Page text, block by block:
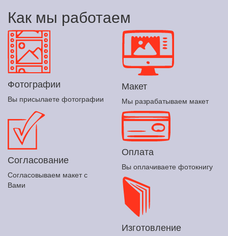
Как мы работаем
Фотографии
Вы присылаете фотографии
Макет
Мы разрабатываем макет
Согласование
Согласовываем макет с
Вами
Оплата
Вы оплачиваете фотокнигу
Изготовление